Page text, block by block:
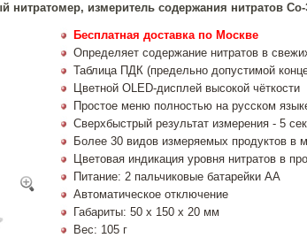
нитратомер, измеритель содержания нитратов Со-
Бесплатная доставка по Москве
Определяет содержание нитратов в
Таблица ПДК (предельно допустимой
Цветной OLED-дисплей высокой чёткости
Простое меню полностью на русском
Сверхбыстрый результат измерения - 5
Более 30 видов измеряемых продуктов в
Цветовая индикация уровня нитратов в
Питание: 2 пальчиковые батарейки АА
Автоматическое отключение
Габариты: 50 х 150 х 20 мм
Вес: 105 г